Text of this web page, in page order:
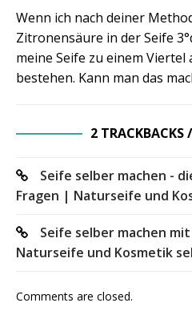
Wenn ich nach deiner
Zitronensäure in der Seife
meine Seife zu einem
bestehen. Kann man das
2 TRACKBACKS
Seife selber machen -
Fragen | Naturseife und
Seife selber machen
Naturseife und Kosmetik
Comments are closed.